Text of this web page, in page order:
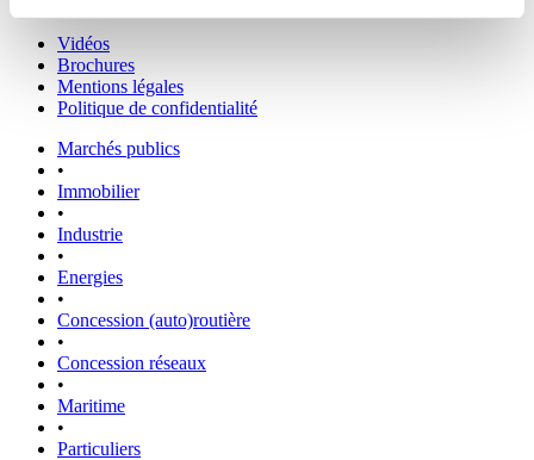
Vidéos
Brochures
Mentions légales
Politique de confidentialité
Marchés publics
•
Immobilier
•
Industrie
•
Energies
•
Concession (auto)routière
•
Concession réseaux
•
Maritime
•
Particuliers